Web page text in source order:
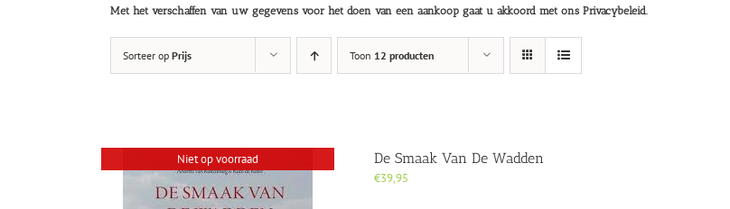
Met het verschaffen van uw gegevens voor het doen van een aankoop gaat u akkoord met ons Privacybeleid.
Sorteer op Prijs Toon 12 producten
Niet op voorraad De Smaak Van De Wadden
€39,95